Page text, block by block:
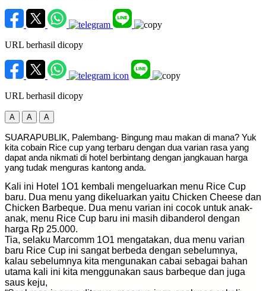
URL berhasil dicopy
URL berhasil dicopy
A A A
SUARAPUBLIK, Palembang- Bingung mau makan di mana? Yuk
kita cobain Rice cup yang terbaru dengan dua varian rasa yang
dapat anda nikmati di hotel berbintang dengan jangkauan harga
yang tudak menguras kantong anda.
Kali ini Hotel 1O1 kembali mengeluarkan menu Rice Cup
baru. Dua menu yang dikeluarkan yaitu Chicken Cheese dan
Chicken Barbeque. Dua menu varian ini cocok untuk anak-
anak, menu Rice Cup baru ini masih dibanderol dengan
harga Rp 25.000.
Tia, selaku Marcomm 1O1 mengatakan, dua menu varian
baru Rice Cup ini sangat berbeda dengan sebelumnya,
kalau sebelumnya kita mengunakan cabai sebagai bahan
utama kali ini kita menggunakan saus barbeque dan juga
saus keju,